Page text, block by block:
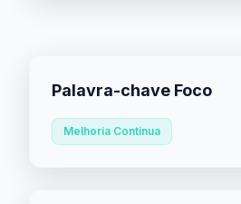
Palavra-chave Foco
Melhoria Continua